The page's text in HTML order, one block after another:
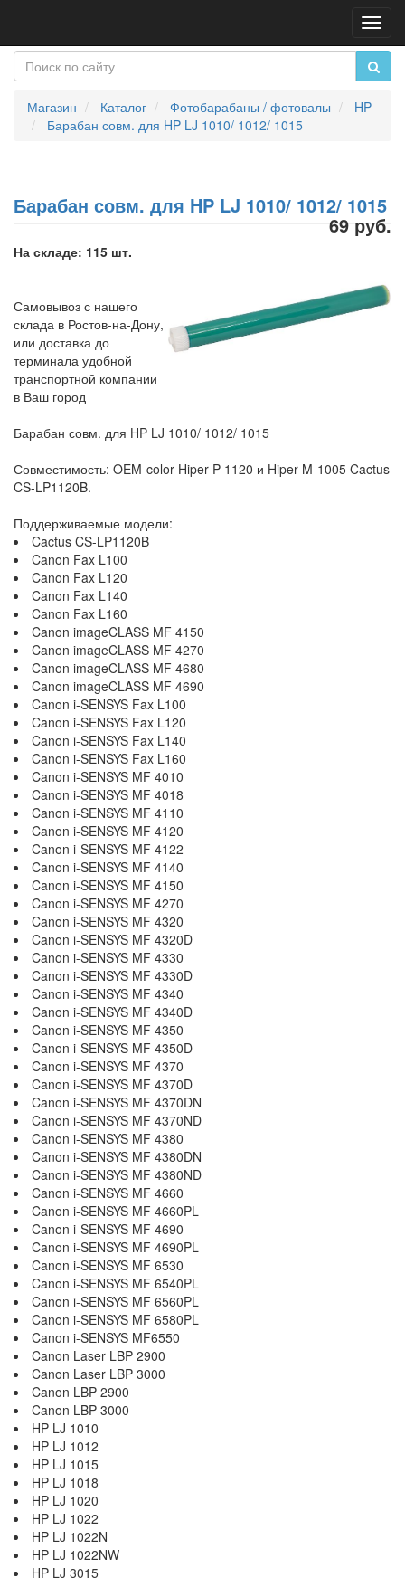
Магазин Каталог Фотобарабаны / фотовалы
HP
Барабан совм. для HP LJ 1010/ 1012/ 1015
Барабан совм. для HP LJ 1010/ 1012/ 1015
69 руб.
На складе: 115 шт.
Самовывоз с нашего
склада в Ростов-на-Дону,
или доставка до
терминала удобной
транспортной компании
в Ваш город
Барабан совм. для HP LJ 1010/ 1012/ 1015
Совместимость: OEM-color Hiper P-1120 и Hiper M-1005 Cactus
CS-LP1120B.
Поддерживаемые модели:
Cactus CS-LP1120B
Canon Fax L100
Canon Fax L120
Canon Fax L140
Canon Fax L160
Canon imageCLASS MF 4150
Canon imageCLASS MF 4270
Canon imageCLASS MF 4680
Canon imageCLASS MF 4690
Canon i-SENSYS Fax L100
Canon i-SENSYS Fax L120
Canon i-SENSYS Fax L140
Canon i-SENSYS Fax L160
Canon i-SENSYS MF 4010
Canon i-SENSYS MF 4018
Canon i-SENSYS MF 4110
Canon i-SENSYS MF 4120
Canon i-SENSYS MF 4122
Canon i-SENSYS MF 4140
Canon i-SENSYS MF 4150
Canon i-SENSYS MF 4270
Canon i-SENSYS MF 4320
Canon i-SENSYS MF 4320D
Canon i-SENSYS MF 4330
Canon i-SENSYS MF 4330D
Canon i-SENSYS MF 4340
Canon i-SENSYS MF 4340D
Canon i-SENSYS MF 4350
Canon i-SENSYS MF 4350D
Canon i-SENSYS MF 4370
Canon i-SENSYS MF 4370D
Canon i-SENSYS MF 4370DN
Canon i-SENSYS MF 4370ND
Canon i-SENSYS MF 4380
Canon i-SENSYS MF 4380DN
Canon i-SENSYS MF 4380ND
Canon i-SENSYS MF 4660
Canon i-SENSYS MF 4660PL
Canon i-SENSYS MF 4690
Canon i-SENSYS MF 4690PL
Canon i-SENSYS MF 6530
Canon i-SENSYS MF 6540PL
Canon i-SENSYS MF 6560PL
Canon i-SENSYS MF 6580PL
Canon i-SENSYS MF6550
Canon Laser LBP 2900
Canon Laser LBP 3000
Canon LBP 2900
Canon LBP 3000
HP LJ 1010
HP LJ 1012
HP LJ 1015
HP LJ 1018
HP LJ 1020
HP LJ 1022
HP LJ 1022N
HP LJ 1022NW
HP LJ 3015